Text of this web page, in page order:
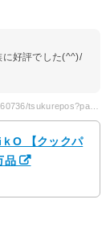
に好評でした(^^)/
引用元: https://cookpad.com/recipe/1260736/tsukurepos?page=7
O 【クックパ
品